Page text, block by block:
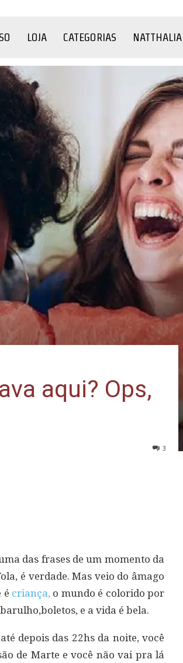
LOJA CATEGORIAS
aqui? Ops,
3
das frases de um momento da
é verdade. Mas veio do âmago
é criança, o mundo é colorido por
e a vida é bela.
depois das 22hs da noite, você
de Marte e você não vai pra lá